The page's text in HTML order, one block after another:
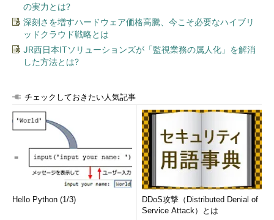
の実力とは?
深刻さを増すハードウェア価格高騰、今こそ必要なハイブリ
ッドクラウド戦略とは
JR西日本ITソリューションズが「監視業務の属人化」を解消
した方法とは?
チェックしておきたい人気記事
Hello Python (1/3)
DDoS攻撃（Distributed Denial of
Service Attack）とは